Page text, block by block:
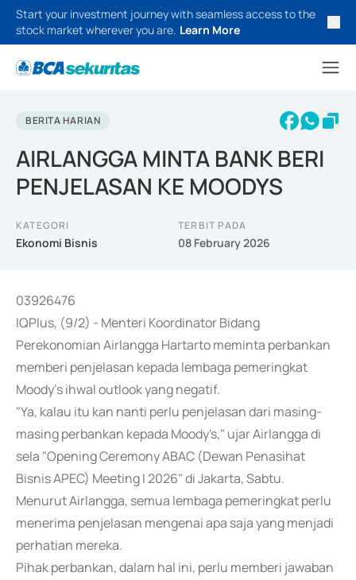
Start your investment journey with seamless access to the
stock market wherever you are. Learn More
BERITA HARIAN
AIRLANGGA MINTA BANK BERI
PENJELASAN KE MOODYS
KATEGORI
Ekonomi Bisnis
TERBIT PADA
08 February 2026
03926476
IQPlus, (9/2) - Menteri Koordinator Bidang
Perekonomian Airlangga Hartarto meminta perbankan
memberi penjelasan kepada lembaga pemeringkat
Moody's ihwal outlook yang negatif.
"Ya, kalau itu kan nanti perlu penjelasan dari masing-
masing perbankan kepada Moody's," ujar Airlangga di
sela "Opening Ceremony ABAC (Dewan Penasihat
Bisnis APEC) Meeting I 2026" di Jakarta, Sabtu.
Menurut Airlangga, semua lembaga pemeringkat perlu
menerima penjelasan mengenai apa saja yang menjadi
perhatian mereka.
Pihak perbankan, dalam hal ini, perlu memberi jawaban